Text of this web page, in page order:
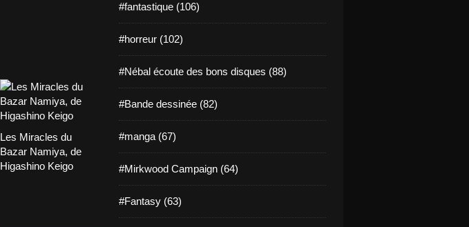
Les Miracles du
Bazar Namiya, de
Higashino Keigo
#fantastique (106)
#horreur (102)
#Nébal écoute des bons disques (88)
#Bande dessinée (82)
#manga (67)
#Mirkwood Campaign (64)
#Fantasy (63)